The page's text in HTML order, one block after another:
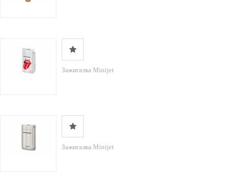
Зажигалка Minijet
Зажигалка Minijet